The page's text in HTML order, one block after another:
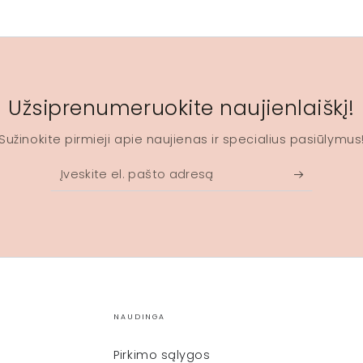
Užsiprenumeruokite naujienlaiškį!
Sužinokite pirmieji apie naujienas ir specialius pasiūlymus!
Įveskite
el.
NAUDINGA
Pirkimo sąlygos